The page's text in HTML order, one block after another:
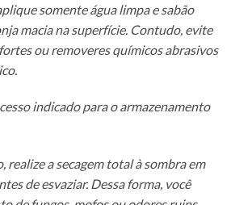
somente água limpa e sabão
macia na superfície. Contudo, evite
ou removeres químicos abrasivos
indicado para o armazenamento
realize a secagem total à sombra em
de esvaziar. Dessa forma, você